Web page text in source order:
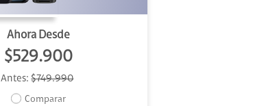
Ahora Desde
$529.900
Antes:$749.990
Comparar